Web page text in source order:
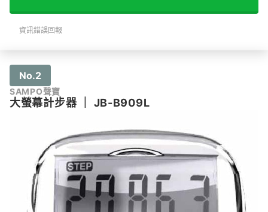
資訊錯誤回報
No.2
SAMPO聲寶
大螢幕計步器 JB-B909L